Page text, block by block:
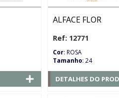
ALFACE FLOR
Ref: 12771
Cor: ROSA
Tamanho: 24
DETALHES DO